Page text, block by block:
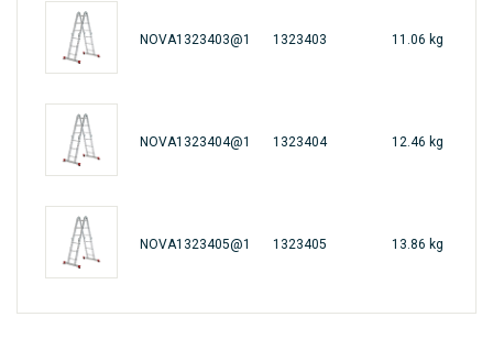
NOVA1323403@1 1323403 11.06 kg
NOVA1323404@1 1323404 12.46 kg
NOVA1323405@1 1323405 13.86 kg